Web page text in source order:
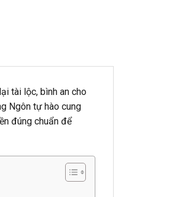
tài lộc, bình an cho
Ngôn tự hào cung
đúng chuẩn để